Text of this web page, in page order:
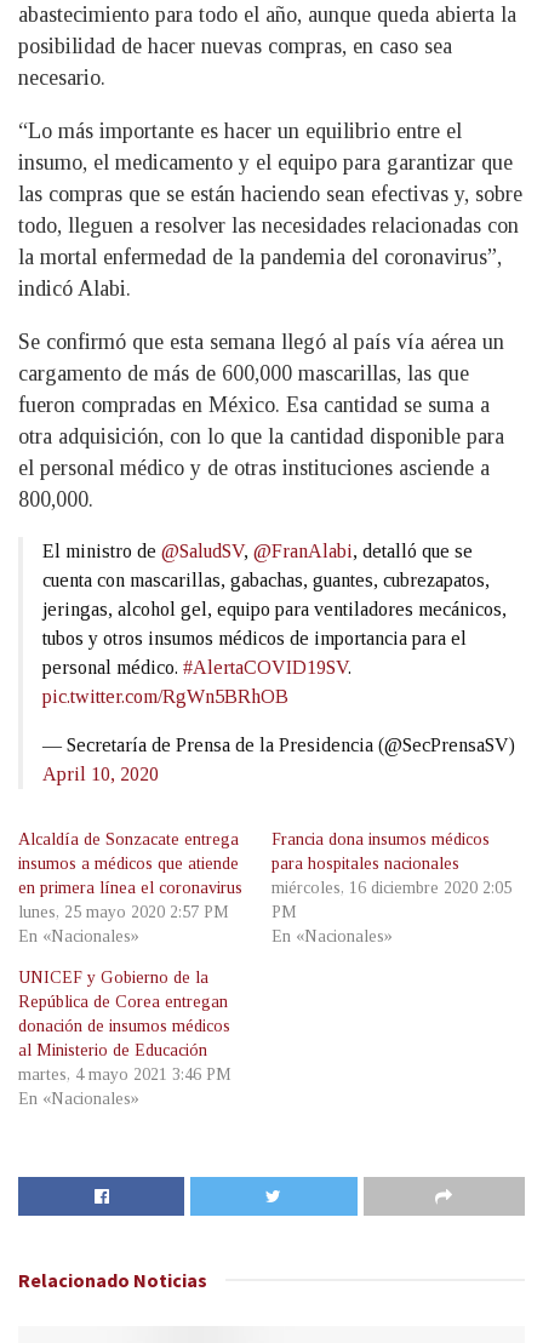
abastecimiento para todo el año, aunque queda abierta la
posibilidad de hacer nuevas compras, en caso sea
necesario.
“Lo más importante es hacer un equilibrio entre el
insumo, el medicamento y el equipo para garantizar que
las compras que se están haciendo sean efectivas y, sobre
todo, lleguen a resolver las necesidades relacionadas con
la mortal enfermedad de la pandemia del coronavirus”,
indicó Alabi.
Se confirmó que esta semana llegó al país vía aérea un
cargamento de más de 600,000 mascarillas, las que
fueron compradas en México. Esa cantidad se suma a
otra adquisición, con lo que la cantidad disponible para
el personal médico y de otras instituciones asciende a
800,000.
El ministro de @SaludSV, @FranAlabi, detalló que se
cuenta con mascarillas, gabachas, guantes, cubrezapatos,
jeringas, alcohol gel, equipo para ventiladores mecánicos,
tubos y otros insumos médicos de importancia para el
personal médico. #AlertaCOVID19SV.
pic.twitter.com/RgWn5BRhOB
— Secretaría de Prensa de la Presidencia (@SecPrensaSV)
April 10, 2020
Alcaldía de Sonzacate entrega
insumos a médicos que atiende
en primera línea el coronavirus
lunes, 25 mayo 2020 2:57 PM
En «Nacionales»
Francia dona insumos médicos
para hospitales nacionales
miércoles, 16 diciembre 2020 2:05
PM
En «Nacionales»
UNICEF y Gobierno de la
República de Corea entregan
donación de insumos médicos
al Ministerio de Educación
martes, 4 mayo 2021 3:46 PM
En «Nacionales»
Relacionado Noticias